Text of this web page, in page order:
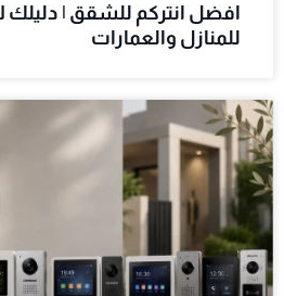
افضل انتركم للشقق | دليلك
للمنازل والعمارات